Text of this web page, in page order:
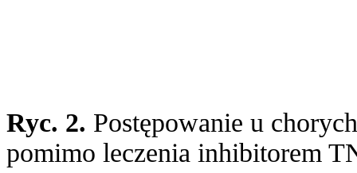
Ryc. 2. Postępowanie u
pomimo leczenia inhibitorem